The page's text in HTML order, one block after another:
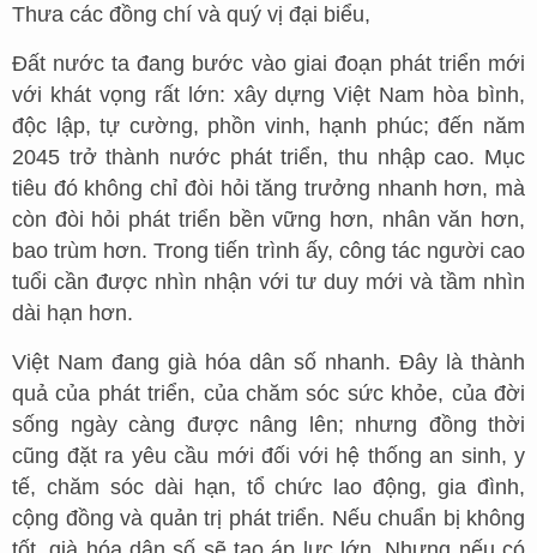
Thưa các đồng chí và quý vị đại biểu,
Đất nước ta đang bước vào giai đoạn phát triển mới
với khát vọng rất lớn: xây dựng Việt Nam hòa bình,
độc lập, tự cường, phồn vinh, hạnh phúc; đến năm
2045 trở thành nước phát triển, thu nhập cao. Mục
tiêu đó không chỉ đòi hỏi tăng trưởng nhanh hơn, mà
còn đòi hỏi phát triển bền vững hơn, nhân văn hơn,
bao trùm hơn. Trong tiến trình ấy, công tác người cao
tuổi cần được nhìn nhận với tư duy mới và tầm nhìn
dài hạn hơn.
Việt Nam đang già hóa dân số nhanh. Đây là thành
quả của phát triển, của chăm sóc sức khỏe, của đời
sống ngày càng được nâng lên; nhưng đồng thời
cũng đặt ra yêu cầu mới đối với hệ thống an sinh, y
tế, chăm sóc dài hạn, tổ chức lao động, gia đình,
cộng đồng và quản trị phát triển. Nếu chuẩn bị không